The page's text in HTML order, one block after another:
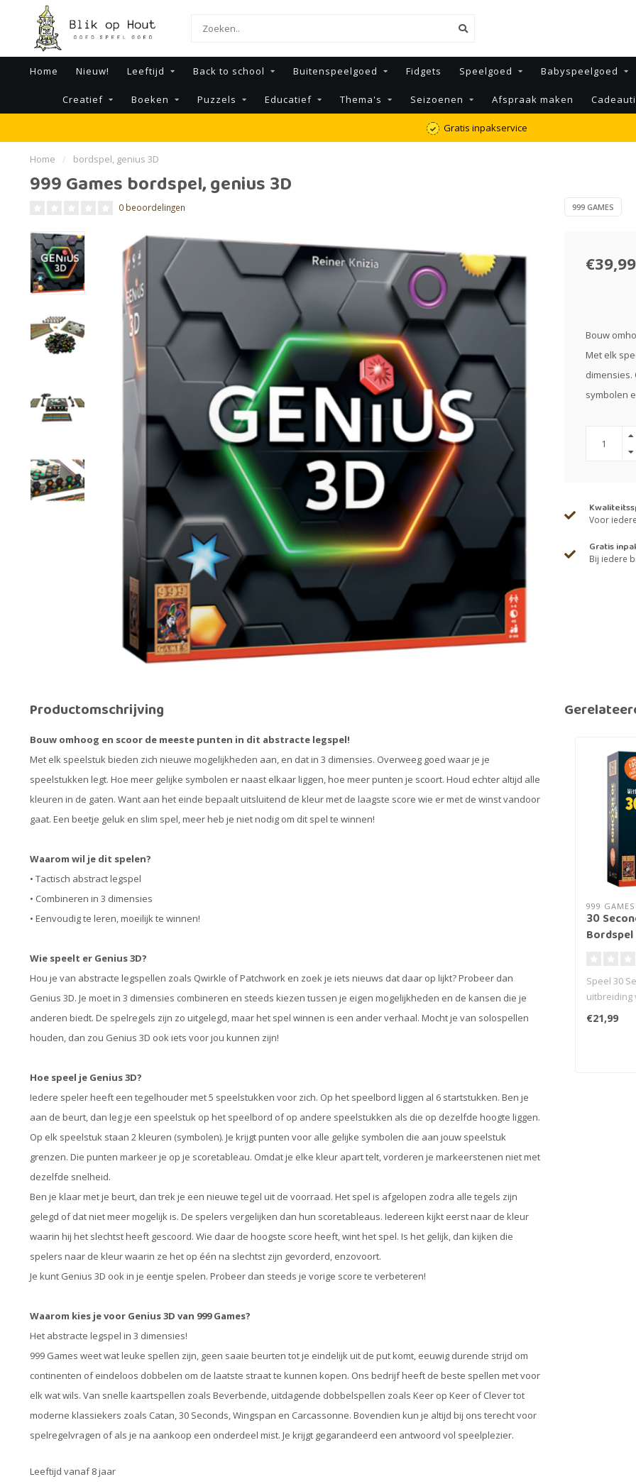
Home Nieuw! Leeftijd Back to school Buitenspeelgoed Fidgets Speelgoed Babyspeelgoed
Creatief Boeken Puzzels Educatief Thema's Seizoenen Afspraak maken
Gratis inpakservice
Home / bordspel, genius 3D
999 Games bordspel, genius 3D
0 beoordelingen 999 GAMES
€39,99
Bouw
Met elk
dimensies.
symbolen
Voor
Gratis
Bij iedere
Productomschrijving
Bouw omhoog en scoor de meeste punten in dit abstracte legspel!
Met elk speelstuk bieden zich nieuwe mogelijkheden aan, en dat in 3 dimensies. Overweeg goed waar je je
speelstukken legt. Hoe meer gelijke symbolen er naast elkaar liggen, hoe meer punten je scoort. Houd echter altijd alle
kleuren in de gaten. Want aan het einde bepaalt uitsluitend de kleur met de laagste score wie er met de winst vandoor
gaat. Een beetje geluk en slim spel, meer heb je niet nodig om dit spel te winnen!
Waarom wil je dit spelen?
• Tactisch abstract legspel
• Combineren in 3 dimensies
• Eenvoudig te leren, moeilijk te winnen!
Wie speelt er Genius 3D?
Hou je van abstracte legspellen zoals Qwirkle of Patchwork en zoek je iets nieuws dat daar op lijkt? Probeer dan
Genius 3D. Je moet in 3 dimensies combineren en steeds kiezen tussen je eigen mogelijkheden en de kansen die je
anderen biedt. De spelregels zijn zo uitgelegd, maar het spel winnen is een ander verhaal. Mocht je van solospellen
houden, dan zou Genius 3D ook iets voor jou kunnen zijn!
Hoe speel je Genius 3D?
Iedere speler heeft een tegelhouder met 5 speelstukken voor zich. Op het speelbord liggen al 6 startstukken. Ben je
aan de beurt, dan leg je een speelstuk op het speelbord of op andere speelstukken als die op dezelfde hoogte liggen.
Op elk speelstuk staan 2 kleuren (symbolen). Je krijgt punten voor alle gelijke symbolen die aan jouw speelstuk
grenzen. Die punten markeer je op je scoretableau. Omdat je elke kleur apart telt, vorderen je markeerstenen niet met
dezelfde snelheid.
Ben je klaar met je beurt, dan trek je een nieuwe tegel uit de voorraad. Het spel is afgelopen zodra alle tegels zijn
gelegd of dat niet meer mogelijk is. De spelers vergelijken dan hun scoretableaus. Iedereen kijkt eerst naar de kleur
waarin hij het slechtst heeft gescoord. Wie daar de hoogste score heeft, wint het spel. Is het gelijk, dan kijken die
spelers naar de kleur waarin ze het op één na slechtst zijn gevorderd, enzovoort.
Je kunt Genius 3D ook in je eentje spelen. Probeer dan steeds je vorige score te verbeteren!
Waarom kies je voor Genius 3D van 999 Games?
Het abstracte legspel in 3 dimensies!
999 Games weet wat leuke spellen zijn, geen saaie beurten tot je eindelijk uit de put komt, eeuwig durende strijd om
continenten of eindeloos dobbelen om de laatste straat te kunnen kopen. Ons bedrijf heeft de beste spellen met voor
elk wat wils. Van snelle kaartspellen zoals Beverbende, uitdagende dobbelspellen zoals Keer op Keer of Clever tot
moderne klassiekers zoals Catan, 30 Seconds, Wingspan en Carcassonne. Bovendien kun je altijd bij ons terecht voor
spelregelvragen of als je na aankoop een onderdeel mist. Je krijgt gegarandeerd een antwoord vol speelplezier.
Leeftijd vanaf 8 jaar
999 GAMES
30
Bordspel
Speel 30
uitbreiding
€21,99